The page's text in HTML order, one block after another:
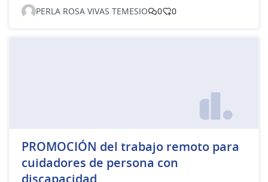
PERLA ROSA VIVAS TEMESIO 0 0
PROMOCIÓN del trabajo remoto para
cuidadores de persona con
discapacidad